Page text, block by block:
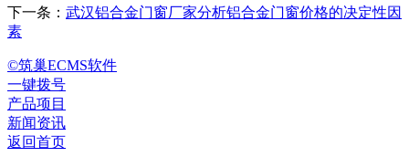
下一条： 武汉铝合金门窗厂家分析铝合金门窗价格的决定性因
素
©筑巢ECMS软件
一键拨号
产品项目
新闻资讯
返回首页